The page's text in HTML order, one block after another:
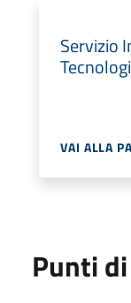
Servizio
VAI ALLA
Punti